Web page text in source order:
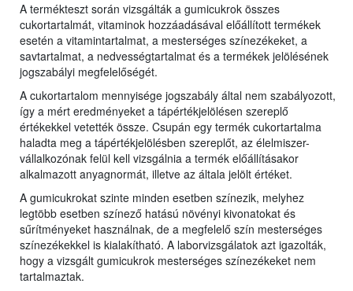
A termékteszt során vizsgálták a gumicukrok összes
cukortartalmát, vitaminok hozzáadásával előállított termékek
esetén a vitamintartalmat, a mesterséges színezékeket, a
savtartalmat, a nedvességtartalmat és a termékek jelölésének
jogszabályi megfelelőségét.
A cukortartalom mennyisége jogszabály által nem szabályozott,
így a mért eredményeket a tápértékjelölésen szereplő
értékekkel vetették össze. Csupán egy termék cukortartalma
haladta meg a tápértékjelölésben szereplőt, az élelmiszer-
vállalkozónak felül kell vizsgálnia a termék előállításakor
alkalmazott anyagnormát, illetve az általa jelölt értéket.
A gumicukrokat szinte minden esetben színezik, melyhez
legtöbb esetben színező hatású növényi kivonatokat és
sűrítményeket használnak, de a megfelelő szín mesterséges
színezékekkel is kialakítható. A laborvizsgálatok azt igazolták,
hogy a vizsgált gumicukrok mesterséges színezékeket nem
tartalmaztak.